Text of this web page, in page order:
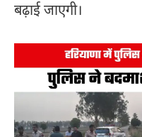
बढ़ाई जाएगी।